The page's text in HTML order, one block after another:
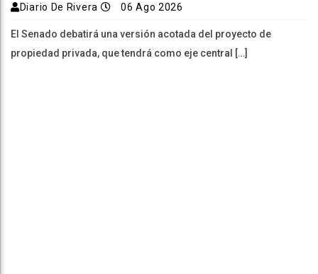
Diario De Rivera 06 Ago 2026
El Senado debatirá una versión acotada del proyecto de
propiedad privada, que tendrá como eje central […]